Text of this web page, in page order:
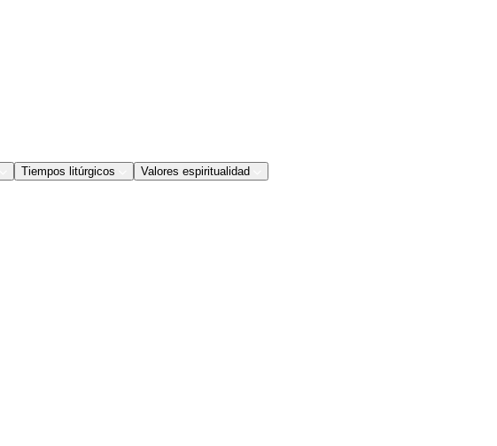
Tiempos litúrgicos Valores espiritualidad